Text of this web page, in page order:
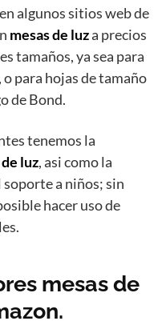
algunos sitios web de
mesas de luza precios
tamaños, ya sea para
para hojas de tamaño
de Bond.
tenemos la
luz, asi como la
a niños; sin
hacer uso de
mesas de